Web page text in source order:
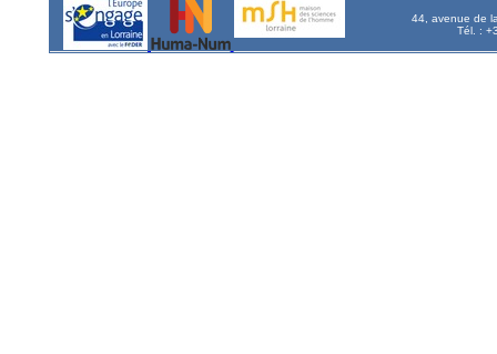
44, avenue de
Tél. :